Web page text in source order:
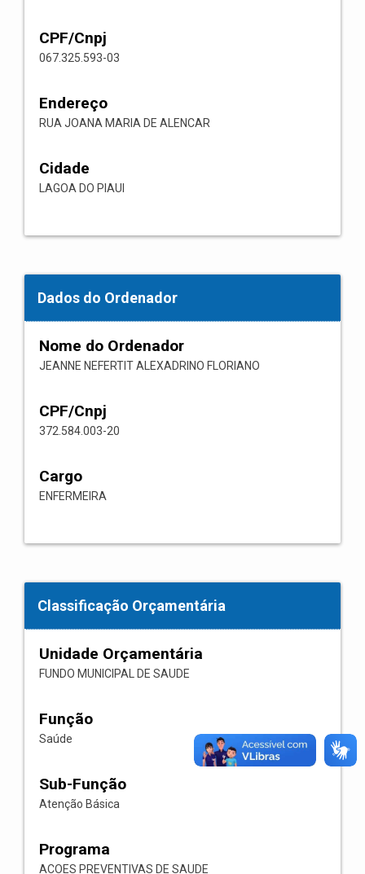
CPF/Cnpj
067.325.593-03
Endereço
RUA JOANA MARIA DE ALENCAR
Cidade
LAGOA DO PIAUI
Dados do Ordenador
Nome do Ordenador
JEANNE NEFERTIT ALEXADRINO FLORIANO
CPF/Cnpj
372.584.003-20
Cargo
ENFERMEIRA
Classificação Orçamentária
Unidade Orçamentária
FUNDO MUNICIPAL DE SAUDE
Função
Saúde
Sub-Função
Atenção Básica
Programa
ACOES PREVENTIVAS DE SAUDE